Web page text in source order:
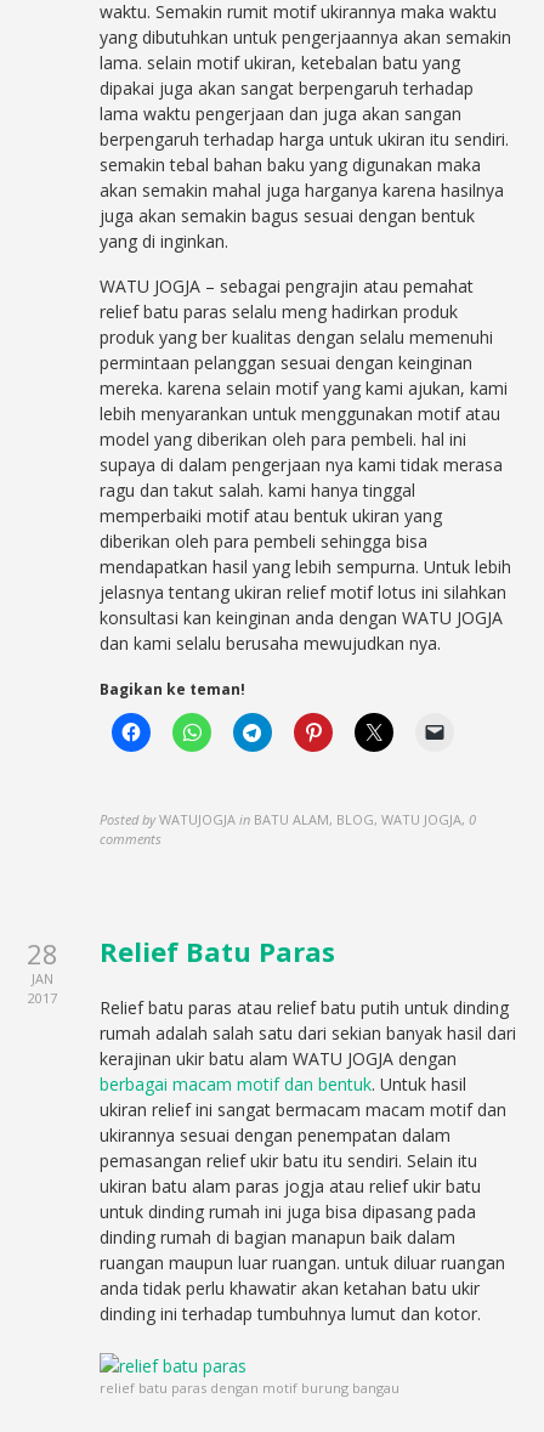
waktu. Semakin rumit motif ukirannya maka waktu
yang dibutuhkan untuk pengerjaannya akan semakin
lama. selain motif ukiran, ketebalan batu yang
dipakai juga akan sangat berpengaruh terhadap
lama waktu pengerjaan dan juga akan sangan
berpengaruh terhadap harga untuk ukiran itu sendiri.
semakin tebal bahan baku yang digunakan maka
akan semakin mahal juga harganya karena hasilnya
juga akan semakin bagus sesuai dengan bentuk
yang di inginkan.
WATU JOGJA – sebagai pengrajin atau pemahat
relief batu paras selalu meng hadirkan produk
produk yang ber kualitas dengan selalu memenuhi
permintaan pelanggan sesuai dengan keinginan
mereka. karena selain motif yang kami ajukan, kami
lebih menyarankan untuk menggunakan motif atau
model yang diberikan oleh para pembeli. hal ini
supaya di dalam pengerjaan nya kami tidak merasa
ragu dan takut salah. kami hanya tinggal
memperbaiki motif atau bentuk ukiran yang
diberikan oleh para pembeli sehingga bisa
mendapatkan hasil yang lebih sempurna. Untuk lebih
jelasnya tentang ukiran relief motif lotus ini silahkan
konsultasi kan keinginan anda dengan WATU JOGJA
dan kami selalu berusaha mewujudkan nya.
Bagikan ke teman!
Posted by WATUJOGJA in BATU ALAM, BLOG, WATU JOGJA,0
comments
28
JAN
2017
Relief Batu Paras
Relief batu paras atau relief batu putih untuk dinding
rumah adalah salah satu dari sekian banyak hasil dari
kerajinan ukir batu alam WATU JOGJA dengan
berbagai macam motif dan bentuk. Untuk hasil
ukiran relief ini sangat bermacam macam motif dan
ukirannya sesuai dengan penempatan dalam
pemasangan relief ukir batu itu sendiri. Selain itu
ukiran batu alam paras jogja atau relief ukir batu
untuk dinding rumah ini juga bisa dipasang pada
dinding rumah di bagian manapun baik dalam
ruangan maupun luar ruangan. untuk diluar ruangan
anda tidak perlu khawatir akan ketahan batu ukir
dinding ini terhadap tumbuhnya lumut dan kotor.
relief batu paras dengan motif burung bangau